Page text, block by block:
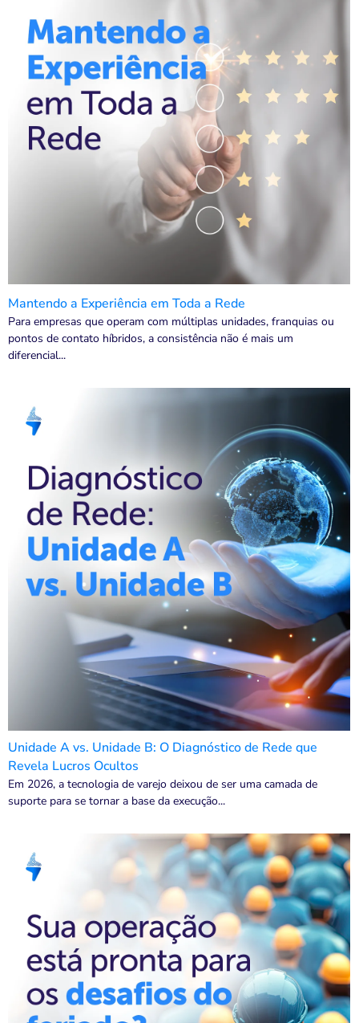
Mantendo a Experiência em Toda a Rede
Para empresas que operam com múltiplas unidades, franquias ou
pontos de contato híbridos, a consistência não é mais um
diferencial...
Unidade A vs. Unidade B: O Diagnóstico de Rede que
Revela Lucros Ocultos
Em 2026, a tecnologia de varejo deixou de ser uma camada de
suporte para se tornar a base da execução...